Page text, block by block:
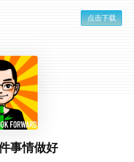
点击下载
事情做好